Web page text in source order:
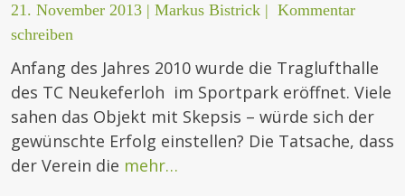
21. November 2013 | Markus Bistrick | Kommentar
schreiben
Anfang des Jahres 2010 wurde die Traglufthalle
des TC Neukeferloh im Sportpark eröffnet. Viele
sahen das Objekt mit Skepsis – würde sich der
gewünschte Erfolg einstellen? Die Tatsache, dass
der Verein die mehr…